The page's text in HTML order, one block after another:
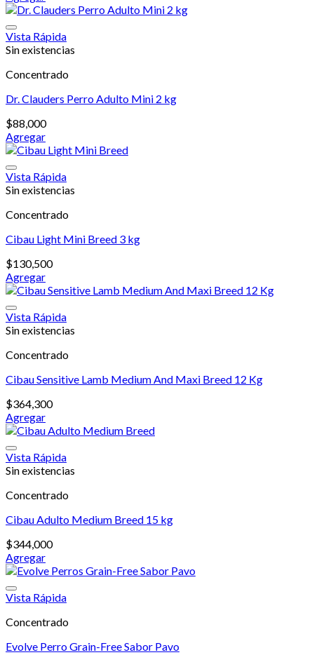
la
página
de
producto
Vista Rápida
Sin existencias
Concentrado
Dr. Clauders Perro Adulto Mini 2 kg
$88,000
Agregar
Vista Rápida
Sin existencias
Concentrado
Cibau Light Mini Breed 3 kg
$130,500
Agregar
Vista Rápida
Sin existencias
Concentrado
Cibau Sensitive Lamb Medium And Maxi Breed 12 Kg
$364,300
Agregar
Vista Rápida
Sin existencias
Concentrado
Cibau Adulto Medium Breed 15 kg
$344,000
Agregar
Vista Rápida
Concentrado
Evolve Perro Grain-Free Sabor Pavo